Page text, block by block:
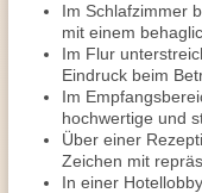
Im Schlafzimmer
mit einem
Im Flur
Eindruck beim
Im
hochwertige und
Über einer
Zeichen mit
In einer